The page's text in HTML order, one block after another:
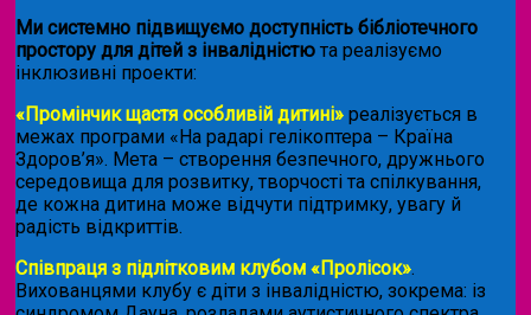
Ми системно підвищуємо доступність бібліотечного
простору для дітей з інвалідністю та реалізуємо
інклюзивні проекти:
«Промінчик щастя особливій дитині» реалізується в
межах програми «На радарі гелікоптера – Країна
Здоров’я». Мета – створення безпечного, дружнього
середовища для розвитку, творчості та спілкування,
де кожна дитина може відчути підтримку, увагу й
радість відкриттів.
Співпраця з підлітковим клубом «Пролісок».
Вихованцями клубу є діти з інвалідністю, зокрема: із